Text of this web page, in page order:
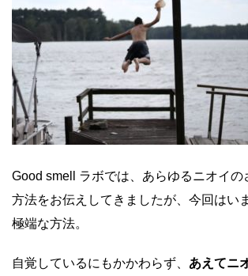
Good smell ラボでは、あらゆるニオイの
方法をお伝えしてきましたが、今回はい
極端な方法。
自覚しているにもかかわらず、 あえてニ